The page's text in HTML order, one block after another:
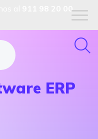
911 98 20 00
ERP